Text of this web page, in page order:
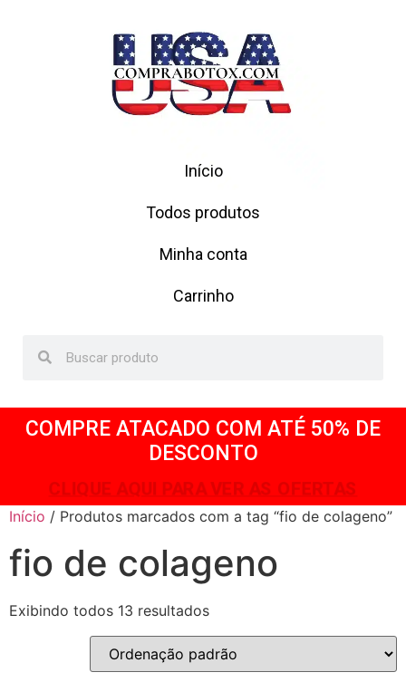
Início
Todos produtos
Minha conta
Carrinho
COMPRE ATACADO COM ATÉ 50% DE
DESCONTO
CLIQUE AQUI PARA VER AS OFERTAS
Início / Produtos marcados com a tag “fio de colageno”
fio de colageno
Exibindo todos 13 resultados